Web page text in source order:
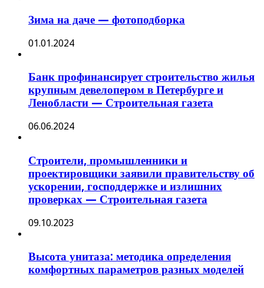
Зима на даче — фотоподборка
01.01.2024
Банк профинансирует строительство жилья
крупным девелопером в Петербурге и
Ленобласти — Строительная газета
06.06.2024
Строители, промышленники и
проектировщики заявили правительству об
ускорении, господдержке и излишних
проверках — Строительная газета
09.10.2023
Высота унитаза: методика определения
комфортных параметров разных моделей